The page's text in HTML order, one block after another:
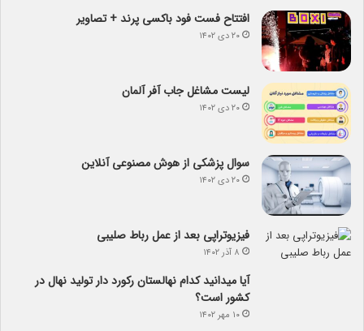
افتتاح فست فود باکسی پرند + تصاویر
۲۰ دی ۱۴۰۲
لیست مشاغل جاب آفر آلمان
۲۰ دی ۱۴۰۲
سوال پزشکی از هوش مصنوعی آنلاین
۲۰ دی ۱۴۰۲
فیزیوتراپی بعد از عمل رباط صلیبی
۸ آذر ۱۴۰۲
آیا می­دانید کدام نهالستان رکورد دار تولید نهال­ در
کشور است؟
۱۰ مهر ۱۴۰۲